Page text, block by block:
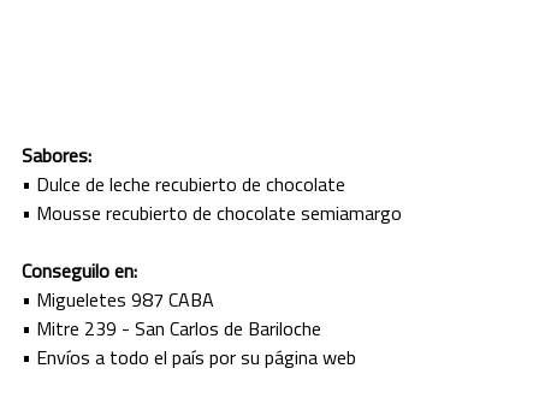
MENDOZA
MISIONES
NEUQUEN
RIO NEGRO
Sabores:
• Dulce de leche recubierto de chocolate
• Mousse recubierto de chocolate semiamargo
Conseguilo en:
• Migueletes 987 CABA
• Mitre 239 - San Carlos de Bariloche
• Enví­os a todo el paí­s por su página web